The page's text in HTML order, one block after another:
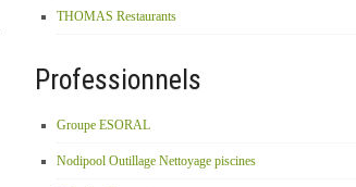
THOMAS Restaurants
Professionnels
Groupe ESORAL
Nodipool Outillage Nettoyage piscines